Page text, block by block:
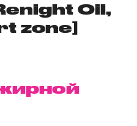
Oil,
zone]